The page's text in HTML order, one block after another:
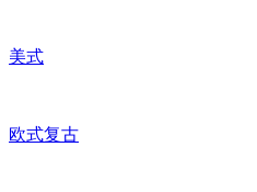
美式
欧式复古